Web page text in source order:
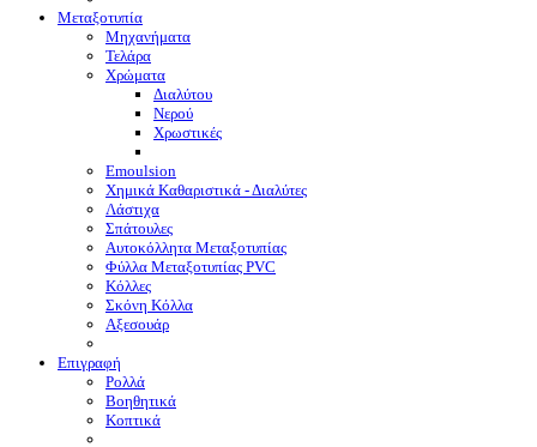
Μεταξοτυπία
Μηχανήματα
Τελάρα
Χρώματα
Διαλύτου
Νερού
Χρωστικές
Emoulsion
Χημικά Καθαριστικά - Διαλύτες
Λάστιχα
Σπάτουλες
Αυτοκόλλητα Μεταξοτυπίας
Φύλλα Μεταξοτυπίας PVC
Κόλλες
Σκόνη Κόλλα
Αξεσουάρ
Επιγραφή
Ρολλά
Βοηθητικά
Κοπτικά